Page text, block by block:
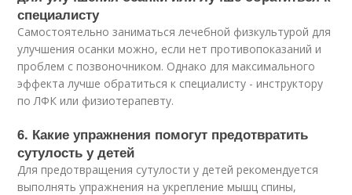
специалисту
Самостоятельно заниматься лечебной физкультурой для
улучшения осанки можно, если нет противопоказаний и
проблем с позвоночником. Однако для максимального
эффекта лучше обратиться к специалисту - инструктору
по ЛФК или физиотерапевту.
6. Какие упражнения помогут предотвратить
сутулость у детей
Для предотвращения сутулости у детей рекомендуется
выполнять упражнения на укрепление мышц спины,